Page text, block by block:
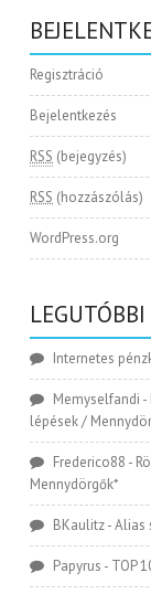
Regisztráció
Bejelentkezés
RSS (bejegyzés)
RSS (hozzászólás)
WordPress.org
Internetes
Memyselfandi -
lépések /
Frederico88 -
Mennydörgők*
BKaulitz-Alias
Papyrus - TOP